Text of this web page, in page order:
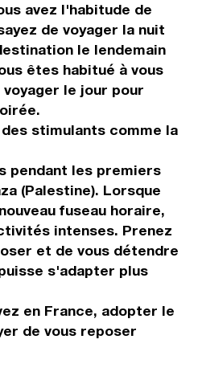
avez l'habitude de
de voyager la nuit
le lendemain
êtes habitué à vous
le jour pour
stimulants comme la
pendant les premiers
(Palestine). Lorsque
fuseau horaire,
intenses. Prenez
et de vous détendre
s'adapter plus
en France, adopter le
de vous reposer